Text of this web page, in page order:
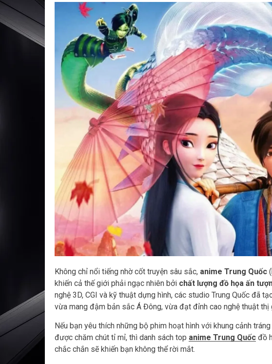
Không chỉ nổi tiếng nhờ cốt truyện sâu sắc, anime Trung Quốc
khiến cả thế giới phải ngạc nhiên bởi chất lượng đồ họa ấn
nghệ 3D, CGI và kỹ thuật dựng hình, các studio Trung Quốc đã
vừa mang đậm bản sắc Á Đông, vừa đạt đỉnh cao nghệ thuật thị
Nếu bạn yêu thích những bộ phim hoạt hình với khung cảnh
được chăm chút tỉ mỉ, thì danh sách top anime Trung Quốc đồ
chắc chắn sẽ khiến bạn không thể rời mắt.